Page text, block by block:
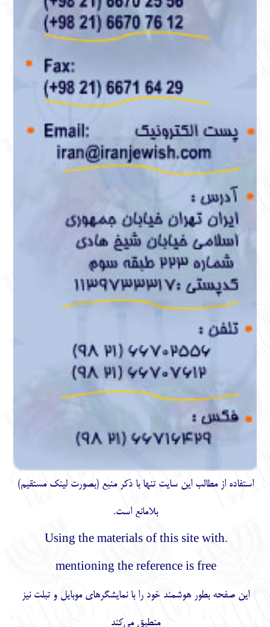
استفاده از مطالب اين سايت تنها با ذكر منبع (بصورت لینک مستقیم)
بلامانع است.
.Using the materials of this site with
mentioning the reference is free
این صفحه بطور هوشمند خود را با نمایشگرهای موبایل و تبلت نیز
منطبق می‌کند